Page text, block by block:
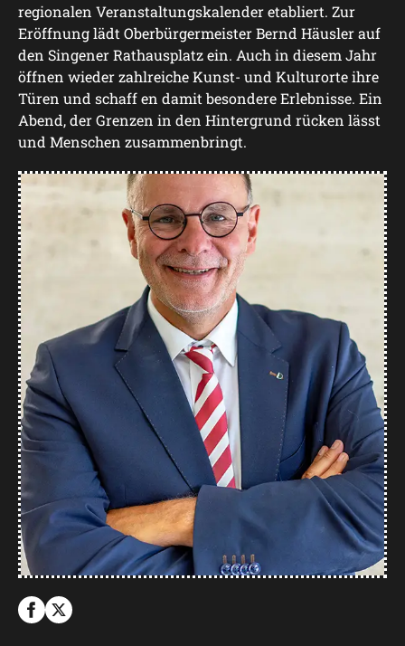
regionalen Veranstaltungskalender etabliert. Zur
Eröffnung lädt Oberbürgermeister Bernd Häusler auf
den Singener Rathausplatz ein. Auch in diesem Jahr
öffnen wieder zahlreiche Kunst- und Kulturorte ihre
Türen und schaff en damit besondere Erlebnisse. Ein
Abend, der Grenzen in den Hintergrund rücken lässt
und Menschen zusammenbringt.